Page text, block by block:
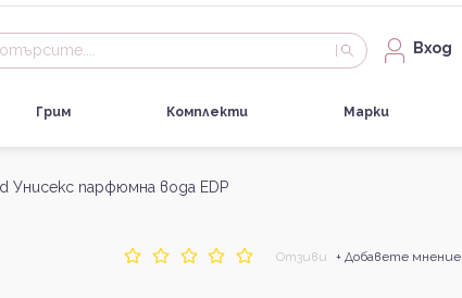
Вход
Грим Комплекти Марки
Унисекс парфюмна вода EDP
Отзиви + Добавете мнение